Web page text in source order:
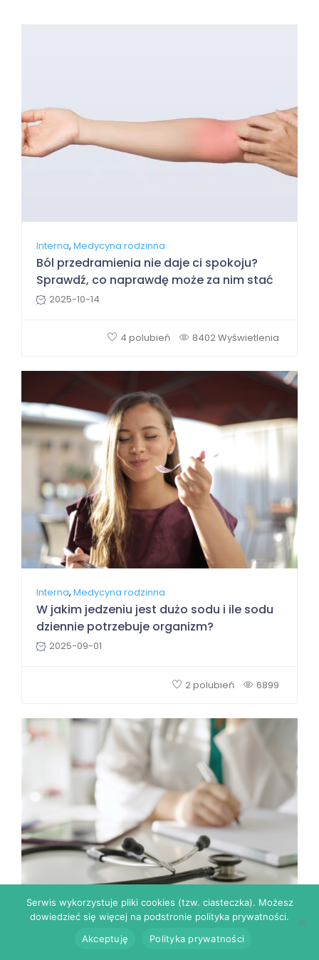
Interna,Medycyna rodzinna
Ból przedramienia nie daje ci spokoju?
Sprawdź, co naprawdę może za nim stać
2025-10-14
4 polubień 8402 Wyświetlenia
Interna,Medycyna rodzinna
W jakim jedzeniu jest dużo sodu i ile sodu
dziennie potrzebuje organizm?
2025-09-01
2 polubień 6899
Medycyna rodzinna
Serwis wykorzystuje pliki cookies (tzw. ciasteczka). Możesz
dowiedzieć się więcej na podstronie polityka prywatności.
Akceptuję
Polityka prywatności